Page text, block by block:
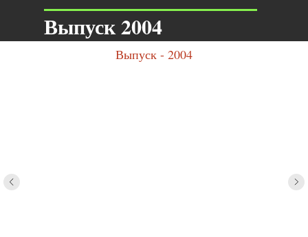
Выпуск 2004
Выпуск - 2004